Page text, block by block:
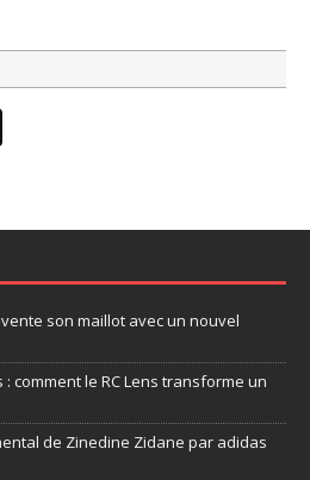
son maillot avec un nouvel
comment le RC Lens transforme un
de Zinedine Zidane par adidas